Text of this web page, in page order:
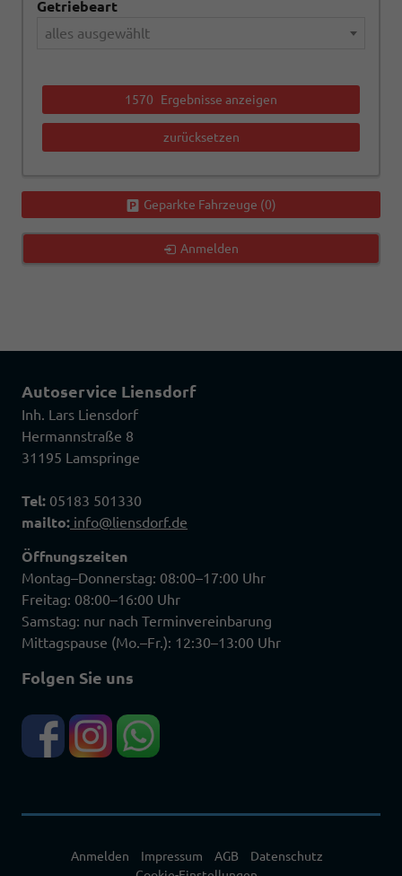
Getriebeart
alles ausgewählt
1570 Ergebnisse anzeigen
zurücksetzen
Geparkte Fahrzeuge (0)
Anmelden
Autoservice Liensdorf
Inh. Lars Liensdorf
Hermannstraße 8
31195 Lamspringe
Tel: 05183 501330
mailto: info@liensdorf.de
Öffnungszeiten
Montag–Donnerstag: 08:00–17:00 Uhr
Freitag: 08:00–16:00 Uhr
Samstag: nur nach Terminvereinbarung
Mittagspause (Mo.–Fr.): 12:30–13:00 Uhr
Folgen Sie uns
Anmelden Impressum AGB
Datenschutz